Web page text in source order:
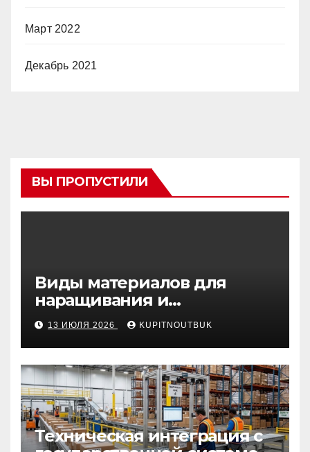
Март 2022
Декабрь 2021
ВЫ ПРОПУСТИЛИ
Виды материалов для
наращивания и
моделирования ногтей
13 ИЮЛЯ 2026 KUPITNOUTBUK
Техническая интеграция с